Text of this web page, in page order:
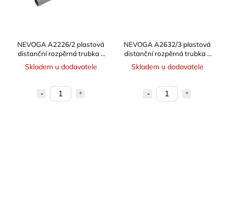
NEVOGA A2226/2 plastová
distanční rozpěrná trubka -
chránička
Skladem u dodavatele
NEVOGA A2632/3 plastová
distanční rozpěrná trubka -
chránička
Skladem u dodavatele